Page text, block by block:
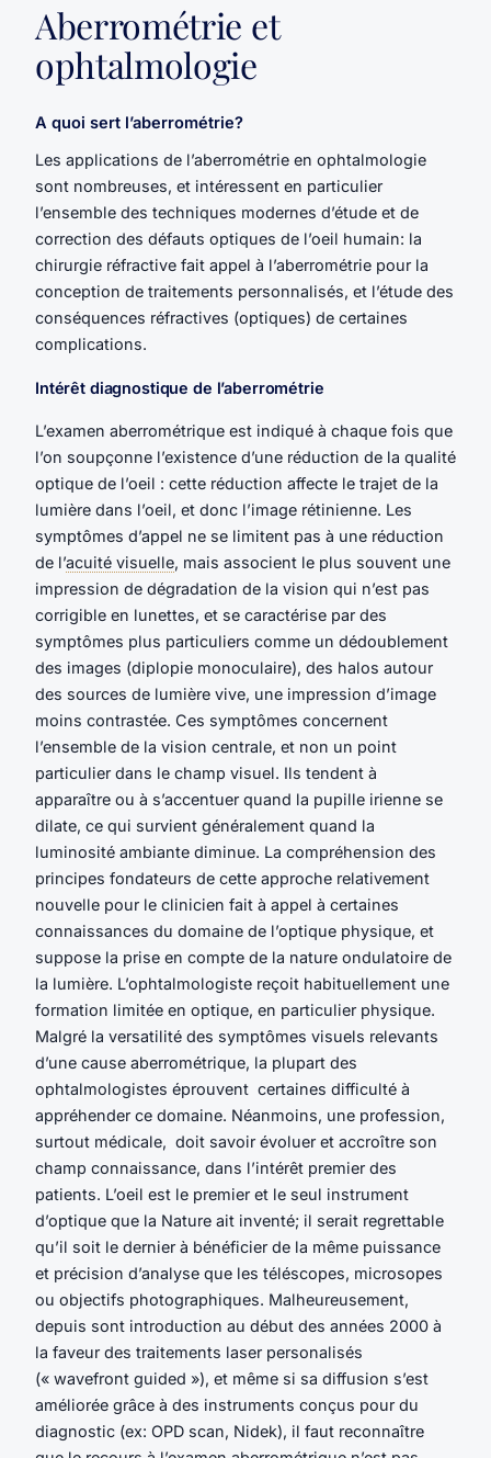
Aberrométrie et
ophtalmologie
A quoi sert l’aberrométrie?
Les applications de l’aberrométrie en ophtalmologie
sont nombreuses, et intéressent en particulier
l’ensemble des techniques modernes d’étude et de
correction des défauts optiques de l’oeil humain: la
chirurgie réfractive fait appel à l’aberrométrie pour la
conception de traitements personnalisés, et l’étude des
conséquences réfractives (optiques) de certaines
complications.
Intérêt diagnostique de l’aberrométrie
L’examen aberrométrique est indiqué à chaque fois que
l’on soupçonne l’existence d’une réduction de la qualité
optique de l’oeil : cette réduction affecte le trajet de la
lumière dans l’oeil, et donc l’image rétinienne. Les
symptômes d’appel ne se limitent pas à une réduction
de l’acuité visuelle, mais associent le plus souvent une
impression de dégradation de la vision qui n’est pas
corrigible en lunettes, et se caractérise par des
symptômes plus particuliers comme un dédoublement
des images (diplopie monoculaire), des halos autour
des sources de lumière vive, une impression d’image
moins contrastée. Ces symptômes concernent
l’ensemble de la vision centrale, et non un point
particulier dans le champ visuel. Ils tendent à
apparaître ou à s’accentuer quand la pupille irienne se
dilate, ce qui survient généralement quand la
luminosité ambiante diminue. La compréhension des
principes fondateurs de cette approche relativement
nouvelle pour le clinicien fait à appel à certaines
connaissances du domaine de l’optique physique, et
suppose la prise en compte de la nature ondulatoire de
la lumière. L’ophtalmologiste reçoit habituellement une
formation limitée en optique, en particulier physique.
Malgré la versatilité des symptômes visuels relevants
d’une cause aberrométrique, la plupart des
ophtalmologistes éprouvent certaines difficulté à
appréhender ce domaine. Néanmoins, une profession,
surtout médicale, doit savoir évoluer et accroître son
champ connaissance, dans l’intérêt premier des
patients. L’oeil est le premier et le seul instrument
d’optique que la Nature ait inventé; il serait regrettable
qu’il soit le dernier à bénéficier de la même puissance
et précision d’analyse que les téléscopes, microsopes
ou objectifs photographiques. Malheureusement,
depuis sont introduction au début des années 2000 à
la faveur des traitements laser personalisés
(« wavefront guided »), et même si sa diffusion s’est
améliorée grâce à des instruments conçus pour du
diagnostic (ex: OPD scan, Nidek), il faut reconnaître